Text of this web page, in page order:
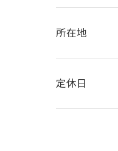
所在地
定休日